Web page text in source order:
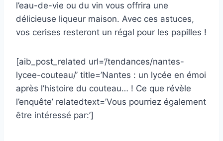
l’eau-de-vie ou du vin vous offrira une
délicieuse liqueur maison. Avec ces astuces,
vos cerises resteront un régal pour les papilles !
[aib_post_related url=’/tendances/nantes-
lycee-couteau/’ title=’Nantes : un lycée en émoi
après l’histoire du couteau… ! Ce que révèle
l’enquête’ relatedtext=’Vous pourriez également
être intéressé par:’]